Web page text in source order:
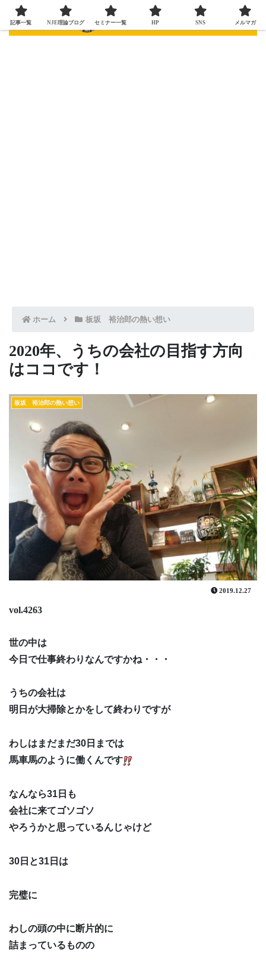
ホーム 板坂 裕治郎の熱い想い
2020年、うちの会社の目指す方向
はココです！
板坂 裕治郎の熱い想い
2019.12.27
vol.4263
世の中は
今日で仕事終わりなんですかね・・・
うちの会社は
明日が大掃除とかをして終わりですが
わしはまだまだ30日までは
馬車馬のように働くんです
なんなら31日も
会社に来てゴソゴソ
やろうかと思っているんじゃけど
30日と31日は
完璧に
わしの頭の中に断片的に
詰まっているものの
記事一覧 NJE理論ブログ セミナー一覧 HP SNS メルマガ